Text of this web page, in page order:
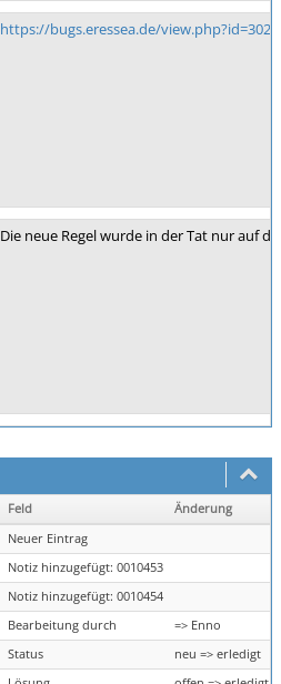
https://bugs.eressea.de/view.php?id=3023
Die neue Regel wurde in der Tat nur auf
Feld
Änderung
Neuer Eintrag
Notiz hinzugefügt: 0010453
Notiz hinzugefügt: 0010454
Bearbeitung durch
=> Enno
Status
neu => erledigt